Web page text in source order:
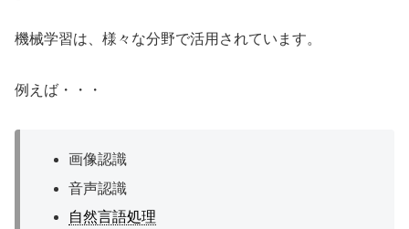
機械学習は、様々な分野で活用されています。
例えば・・・
画像認識
音声認識
自然言語処理